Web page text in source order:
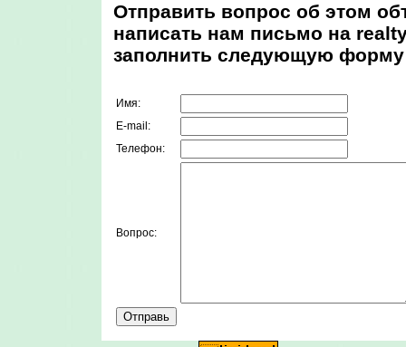
Отправить вопрос об этом
написать нам письмо на
заполнить следующую
Имя:
E-mail:
Телефон:
Вопрос: